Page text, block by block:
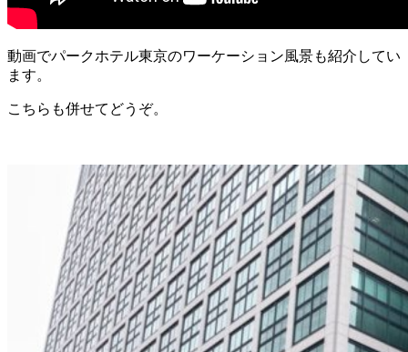
動画でパークホテル東京のワーケーション風景も紹介してい
ます。
こちらも併せてどうぞ。